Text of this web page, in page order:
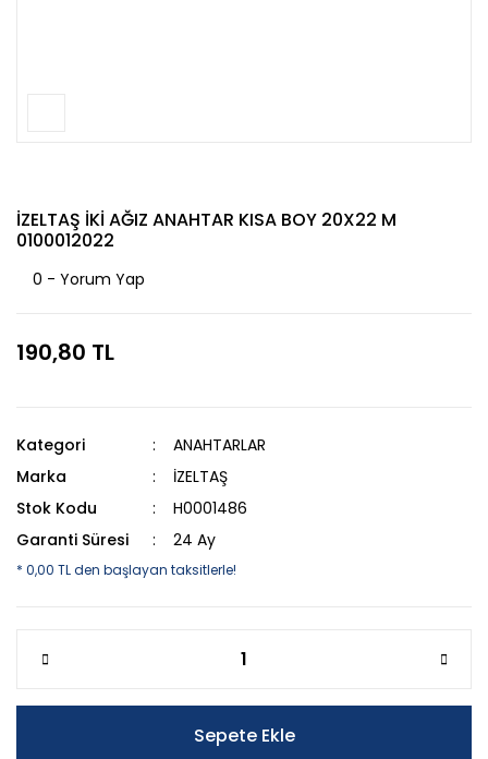
İZELTAŞ İKİ AĞIZ ANAHTAR KISA BOY 20X22 M
0100012022
0 - Yorum Yap
190,80 TL
Kategori
ANAHTARLAR
Marka
İZELTAŞ
Stok Kodu
H0001486
Garanti Süresi
24 Ay
* 0,00 TL den başlayan taksitlerle!
Sepete Ekle